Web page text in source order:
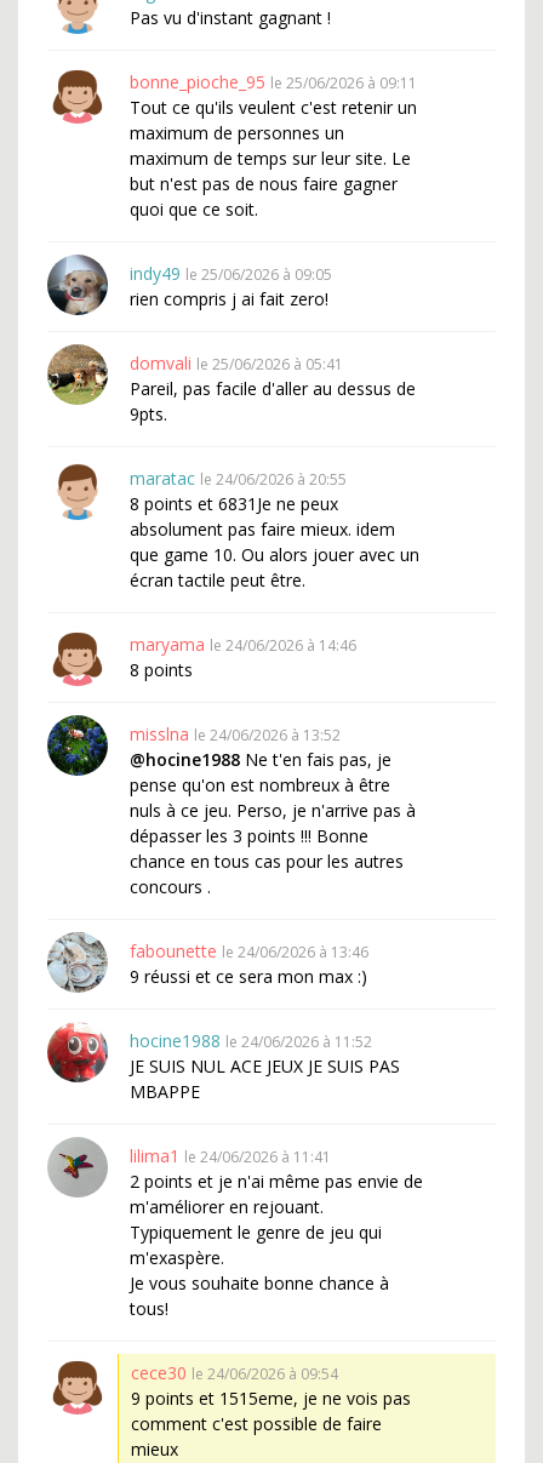
Pas vu d'instant gagnant !
bonne_pioche_95 le 25/06/2026 à 09:11
Tout ce qu'ils veulent c'est retenir un
maximum de personnes un
maximum de temps sur leur site. Le
but n'est pas de nous faire gagner
quoi que ce soit.
indy49 le 25/06/2026 à 09:05
rien compris j ai fait zero!
domvali le 25/06/2026 à 05:41
Pareil, pas facile d'aller au dessus de
9pts.
maratac le 24/06/2026 à 20:55
8 points et 6831Je ne peux
absolument pas faire mieux. idem
que game 10. Ou alors jouer avec un
écran tactile peut être.
maryama le 24/06/2026 à 14:46
8 points
misslna le 24/06/2026 à 13:52
@hocine1988 Ne t'en fais pas, je
pense qu'on est nombreux à être
nuls à ce jeu. Perso, je n'arrive pas à
dépasser les 3 points !!! Bonne
chance en tous cas pour les autres
concours .
fabounette le 24/06/2026 à 13:46
9 réussi et ce sera mon max :)
hocine1988 le 24/06/2026 à 11:52
JE SUIS NUL ACE JEUX JE SUIS PAS
MBAPPE
lilima1 le 24/06/2026 à 11:41
2 points et je n'ai même pas envie de
m'améliorer en rejouant.
Typiquement le genre de jeu qui
m'exaspère.
Je vous souhaite bonne chance à
tous!
cece30 le 24/06/2026 à 09:54
9 points et 1515eme, je ne vois pas
comment c'est possible de faire
mieux